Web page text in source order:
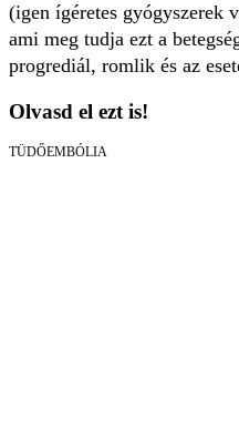
(igen ígéretes gyógyszerek
ami meg tudja ezt a
progrediál, romlik és az
Olvasd el ezt is!
TÜDŐEMBÓLIA